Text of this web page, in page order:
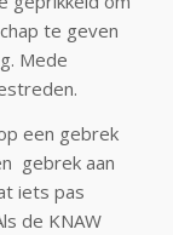
te geven
Mede
een gebrek
gebrek aan
iets pas
de KNAW